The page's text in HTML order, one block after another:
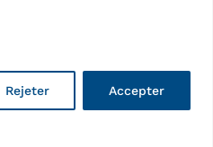
Rejeter Accepter